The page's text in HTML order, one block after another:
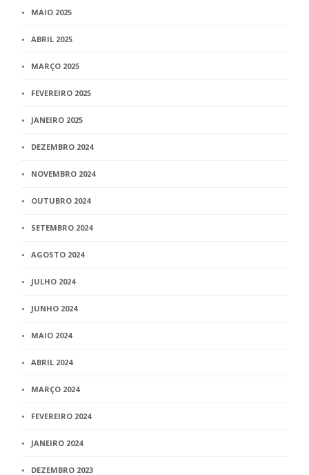
MAIO 2025
ABRIL 2025
MARÇO 2025
FEVEREIRO 2025
JANEIRO 2025
DEZEMBRO 2024
NOVEMBRO 2024
OUTUBRO 2024
SETEMBRO 2024
AGOSTO 2024
JULHO 2024
JUNHO 2024
MAIO 2024
ABRIL 2024
MARÇO 2024
FEVEREIRO 2024
JANEIRO 2024
DEZEMBRO 2023